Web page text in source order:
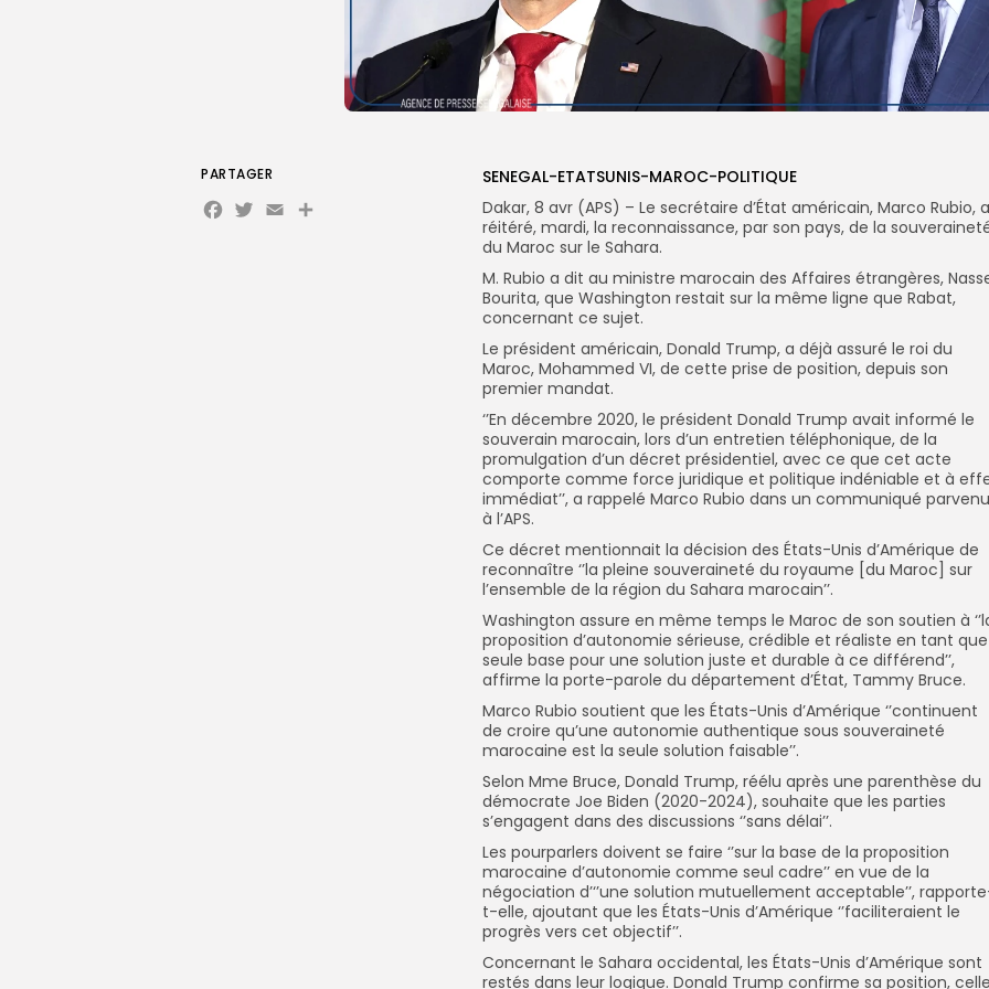
SENEGAL-ETATSUNIS-MAROC-POLITIQUE
Dakar, 8 avr (APS) – Le secrétaire d’État américain, Marco Rubio, a
réitéré, mardi, la reconnaissance, par son pays, de la
du Maroc sur le Sahara.
M. Rubio a dit au ministre marocain des Affaires étrangères,
Bourita, que Washington restait sur la même ligne que Rabat,
concernant ce sujet.
Le président américain, Donald Trump, a déjà assuré le roi du
Maroc, Mohammed VI, de cette prise de position, depuis son
premier mandat.
‘’En décembre 2020, le président Donald Trump avait informé le
souverain marocain, lors d’un entretien téléphonique, de la
promulgation d’un décret présidentiel, avec ce que cet acte
comporte comme force juridique et politique indéniable et à
immédiat’’, a rappelé Marco Rubio dans un communiqué parvenu
à l’APS.
Ce décret mentionnait la décision des États-Unis d’Amérique de
reconnaître ‘’la pleine souveraineté du royaume [du Maroc] sur
l’ensemble de la région du Sahara marocain’’.
Washington assure en même temps le Maroc de son soutien à
proposition d’autonomie sérieuse, crédible et réaliste en tant que
seule base pour une solution juste et durable à ce différend’’,
affirme la porte-parole du département d’État, Tammy Bruce.
Marco Rubio soutient que les États-Unis d’Amérique ‘’continuent
de croire qu’une autonomie authentique sous souveraineté
marocaine est la seule solution faisable’’.
Selon Mme Bruce, Donald Trump, réélu après une parenthèse du
démocrate Joe Biden (2020-2024), souhaite que les parties
s’engagent dans des discussions ‘’sans délai’’.
Les pourparlers doivent se faire ‘’sur la base de la proposition
marocaine d’autonomie comme seul cadre’’ en vue de la
négociation d’‘’une solution mutuellement acceptable’’,
t-elle, ajoutant que les États-Unis d’Amérique ‘’faciliteraient le
progrès vers cet objectif’’.
Concernant le Sahara occidental, les États-Unis d’Amérique sont
restés dans leur logique. Donald Trump confirme sa position,
PARTAGER
Facebook
Twitter
EmailPartager